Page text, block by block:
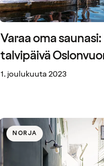
Varaa oma
talvipäivä
1. joulukuuta 2023
NORJA